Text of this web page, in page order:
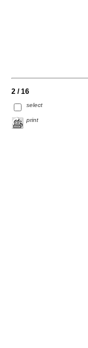
2 / 16
select
print